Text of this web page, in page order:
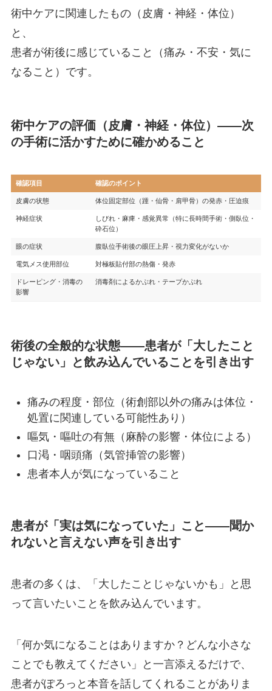
術中ケアに関連したもの（皮膚・神経・体位）
と、
患者が術後に感じていること（痛み・不安・気に
なること）です。
術中ケアの評価（皮膚・神経・体位）——次
の手術に活かすために確かめること
確認項目 確認のポイント
皮膚の状態 体位固定部位（踵・仙骨・肩甲骨）の発赤・圧迫痕
神経症状
しびれ・麻痺・感覚異常（特に長時間手術・側臥位・
砕石位）
眼の症状 腹臥位手術後の眼圧上昇・視力変化がないか
電気メス使用部位 対極板貼付部の熱傷・発赤
ドレーピング・消毒の
影響
消毒剤によるかぶれ・テープかぶれ
術後の全般的な状態——患者が「大したこと
じゃない」と飲み込んでいることを引き出す
痛みの程度・部位（術創部以外の痛みは体位・
処置に関連している可能性あり）
嘔気・嘔吐の有無（麻酔の影響・体位による）
口渇・咽頭痛（気管挿管の影響）
患者本人が気になっていること
患者が「実は気になっていた」こと——聞か
れないと言えない声を引き出す
患者の多くは、「大したことじゃないかも」と思
って言いたいことを飲み込んでいます。
「何か気になることはありますか？どんな小さな
ことでも教えてください」と一言添えるだけで、
患者がぽろっと本音を話してくれることがありま